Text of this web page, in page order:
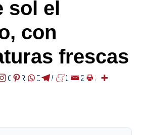
sol el
con
frescas
EGURALDIA/ 2018-02-16